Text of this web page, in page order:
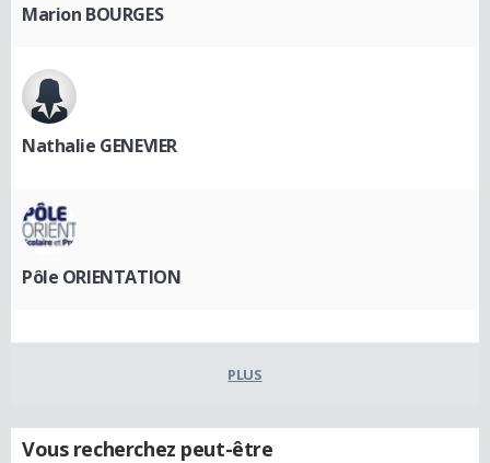
Marion BOURGES
Nathalie GENEVIER
Pôle ORIENTATION
PLUS
Vous recherchez peut-être